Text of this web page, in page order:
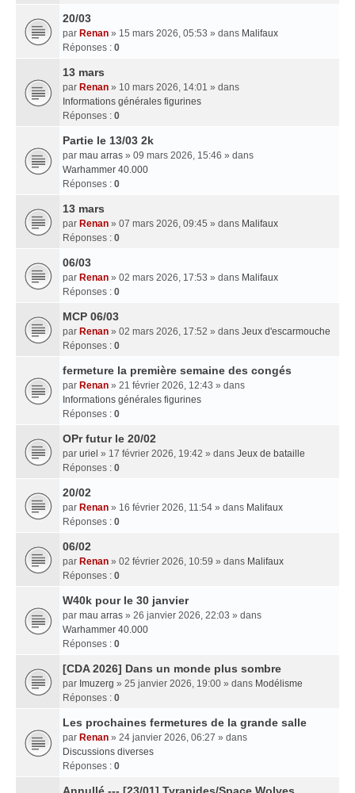
20/03
par Renan » 15 mars 2026, 05:53 » dans Malifaux
Réponses : 0
13 mars
par Renan » 10 mars 2026, 14:01 » dans
Informations générales figurines
Réponses : 0
Partie le 13/03 2k
par mau arras » 09 mars 2026, 15:46 » dans
Warhammer 40.000
Réponses : 0
13 mars
par Renan » 07 mars 2026, 09:45 » dans Malifaux
Réponses : 0
06/03
par Renan » 02 mars 2026, 17:53 » dans Malifaux
Réponses : 0
MCP 06/03
par Renan » 02 mars 2026, 17:52 » dans Jeux d'escarmouche
Réponses : 0
fermeture la première semaine des congés
par Renan » 21 février 2026, 12:43 » dans
Informations générales figurines
Réponses : 0
OPr futur le 20/02
par uriel » 17 février 2026, 19:42 » dans Jeux de bataille
Réponses : 0
20/02
par Renan » 16 février 2026, 11:54 » dans Malifaux
Réponses : 0
06/02
par Renan » 02 février 2026, 10:59 » dans Malifaux
Réponses : 0
W40k pour le 30 janvier
par mau arras » 26 janvier 2026, 22:03 » dans
Warhammer 40.000
Réponses : 0
[CDA 2026] Dans un monde plus sombre
par Imuzerg » 25 janvier 2026, 19:00 » dans Modélisme
Réponses : 0
Les prochaines fermetures de la grande salle
par Renan » 24 janvier 2026, 06:27 » dans
Discussions diverses
Réponses : 0